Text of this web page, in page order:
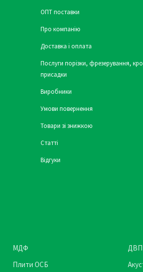
ОПТ поставки
Про компанію
Доставка і оплата
Послуги порізки, фрезерування,
присадки
Виробники
Умови повернення
Товари зі знижкою
Статті
Відгуки
МДФ ДВП
Плити ОСБ